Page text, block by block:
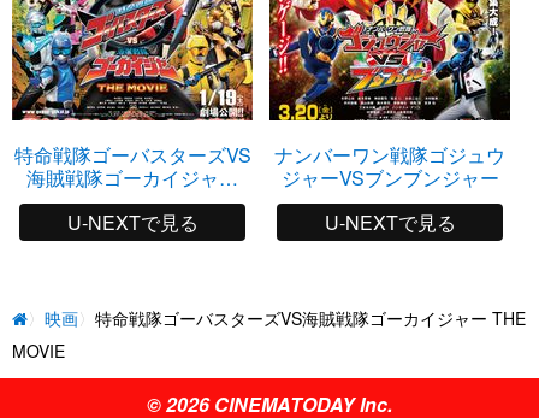
特命戦隊ゴーバスターズVS
海賊戦隊ゴーカイジャー
THE MOVIE
U-NEXTで見る
ナンバーワン戦隊ゴジュウ
ジャーVSブンブンジャー
U-NEXTで見る
映画
特命戦隊ゴーバスターズVS海賊戦隊ゴーカイジャー THE
MOVIE
© 2026 CINEMATODAY Inc.